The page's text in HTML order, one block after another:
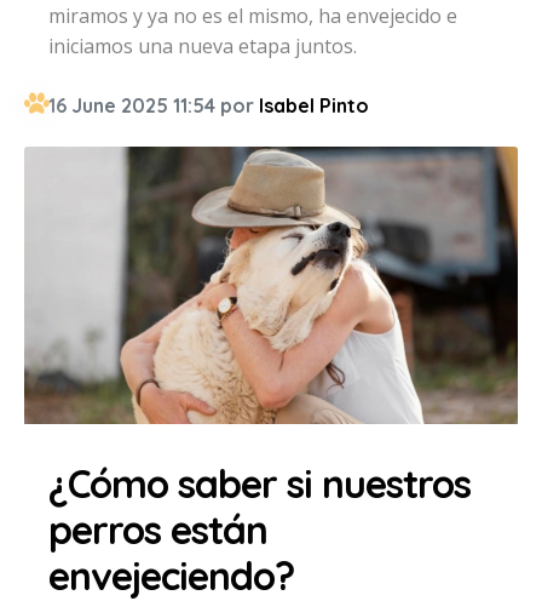
miramos y ya no es el mismo, ha envejecido e
iniciamos una nueva etapa juntos.
16 June 2025 11:54 por Isabel Pinto
¿Cómo saber si nuestros
perros están
envejeciendo?